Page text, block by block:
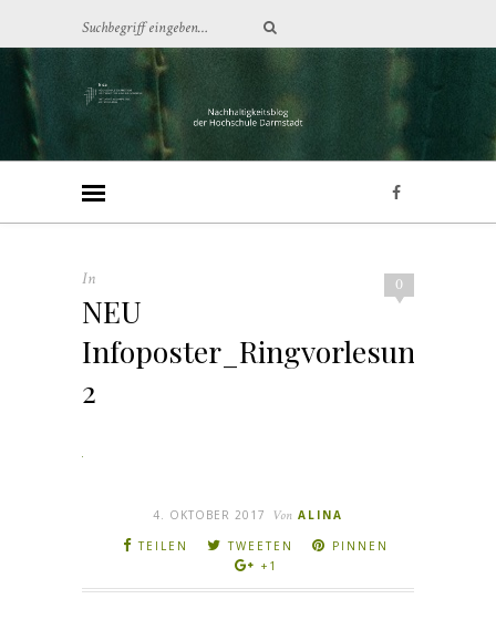
0
In
NEU
2
4. OKTOBER 2017 Von ALINA
TEILEN
TWEETEN
PINNEN
+1